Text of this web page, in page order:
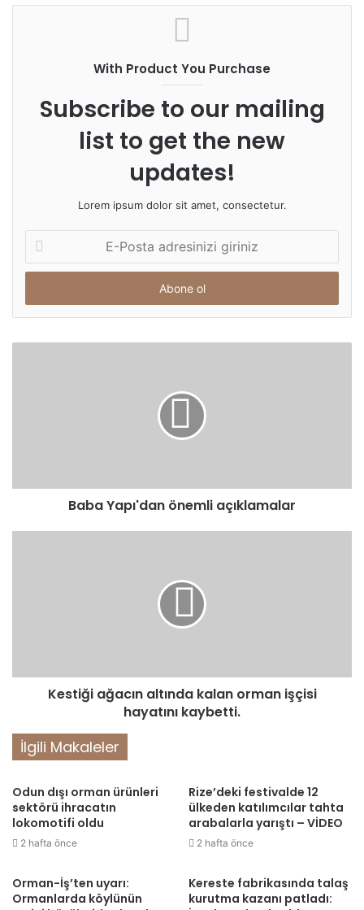
With Product You Purchase
Subscribe to our mailing
list to get the new
updates!
Lorem ipsum dolor sit amet, consectetur.
Posta
adresinizi
Baba Yapı'dan önemli açıklamalar
Kestiği ağacın altında kalan orman işçisi
hayatını kaybetti.
İlgili Makaleler
Odun dışı orman ürünleri
sektörü ihracatın
lokomotifi oldu
2 hafta önce
Rize’deki festivalde 12
ülkeden katılımcılar tahta
arabalarla yarıştı – VİDEO
2 hafta önce
Orman-İş’ten uyarı:
Ormanlarda köylünün
Kereste fabrikasında talaş
kurutma kazanı patladı: